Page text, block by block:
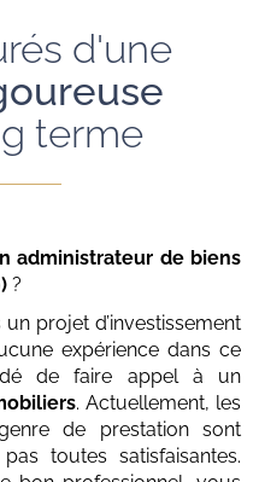
d'une
terme
administrateur de biens
?
projet d’investissement
expérience dans ce
de faire appel à un
. Actuellement, les
de prestation sont
toutes satisfaisantes.